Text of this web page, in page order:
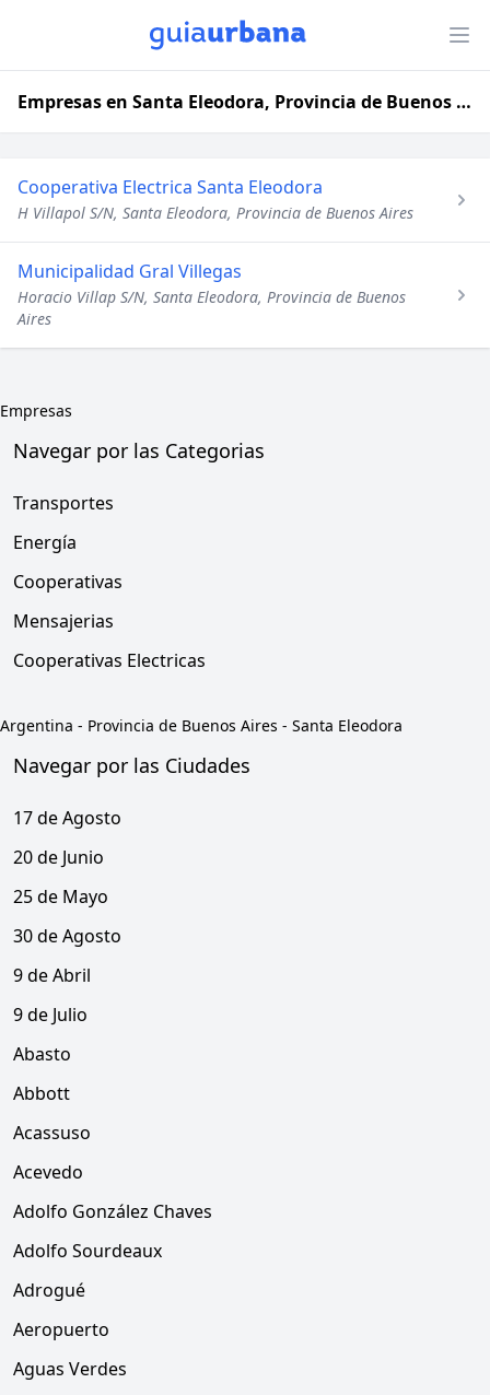
Empresas en Santa Eleodora, Provincia de Buenos Aires
Cooperativa Electrica Santa Eleodora
H Villapol S/N, Santa Eleodora, Provincia de Buenos Aires
Municipalidad Gral Villegas
Horacio Villap S/N, Santa Eleodora, Provincia de Buenos
Aires
Empresas
Navegar por las Categorias
Transportes
Energía
Cooperativas
Mensajerias
Cooperativas Electricas
Argentina - Provincia de Buenos Aires - Santa Eleodora
Navegar por las Ciudades
17 de Agosto
20 de Junio
25 de Mayo
30 de Agosto
9 de Abril
9 de Julio
Abasto
Abbott
Acassuso
Acevedo
Adolfo González Chaves
Adolfo Sourdeaux
Adrogué
Aeropuerto
Aguas Verdes